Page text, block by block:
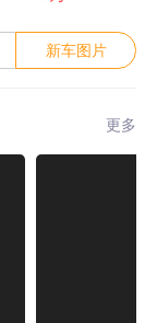
新车图片
更多